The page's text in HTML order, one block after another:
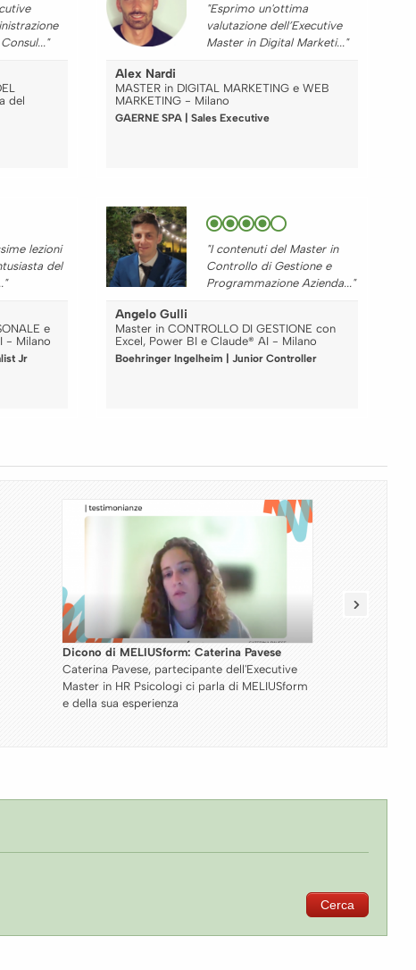
del
"Esprimo un'ottima
valutazione dell’Executive
Master in Digital Marketi..."
Alex Nardi
MASTER in DIGITAL MARKETING e WEB
MARKETING - Milano
GAERNE SPA | Sales Executive
lezioni
del
e
- Milano
Jr
"I contenuti del Master in
Controllo di Gestione e
Programmazione Azienda..."
Angelo Gulli
Master in CONTROLLO DI GESTIONE con
Excel, Power BI e Claude® AI - Milano
Boehringer Ingelheim | Junior Controller
Dicono di MELIUSform: Valentina Preta
Valentina Preta, partecipante del Master
Specialistico in Technology Law e Legal
Innovation ci parla di MELIUSform e della sua